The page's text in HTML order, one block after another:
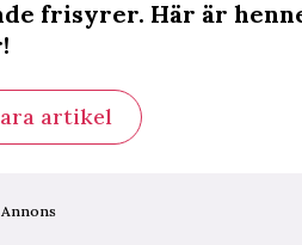
frisyrer. Här är
artikel
Annons